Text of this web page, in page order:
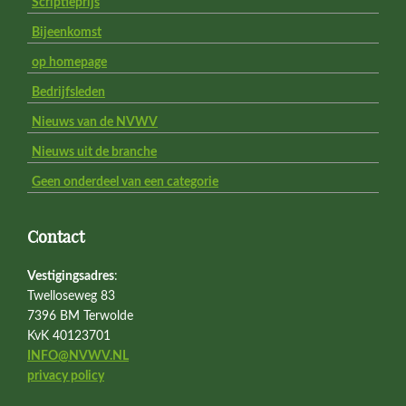
Scriptieprijs
Bijeenkomst
op homepage
Bedrijfsleden
Nieuws van de NVWV
Nieuws uit de branche
Geen onderdeel van een categorie
Contact
Vestigingsadres:
Twelloseweg 83
7396 BM Terwolde
KvK 40123701
INFO@NVWV.NL
privacy policy